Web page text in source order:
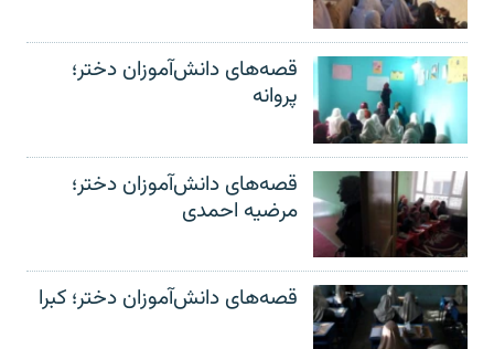
قصه‌های دانش‌آموزان دختر؛
پروانه
قصه‌های دانش‌آموزان دختر؛
مرضیه احمدی
قصه‌های دانش‌آموزان دختر؛ کبرا